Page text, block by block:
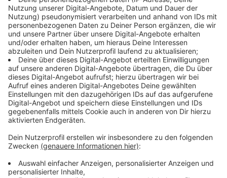
außerdem drei alte Bäume gepflanzt. Das One Plaza
soll im kommenden Jahr fertig werden.
Anzeige
Weitere Infos und Links zum Thema:
Anzeige
Weitere Infos aus Düsseldorf
Baustart für die erste Radleitroute